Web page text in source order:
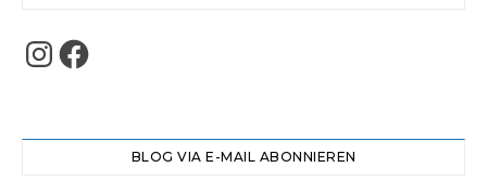
Instagram
Facebook
BLOG VIA E-MAIL ABONNIEREN